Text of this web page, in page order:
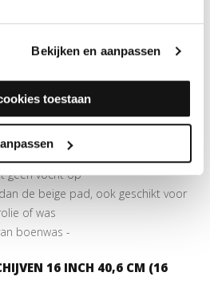
Bekijken en aanpassen
toestaan
van olie
vloerolie en droog naboenen van
was- en olievloeren (i.c.m. willekeurig
geen vocht op
de beige pad, ook geschikt voor
of was
boenwas -
16 INCH 40,6 CM (16